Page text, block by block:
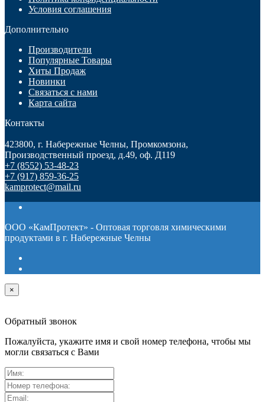
Условия соглашения
Дополнительно
Производители
Популярные Товары
Хиты Продаж
Новинки
Связаться с нами
Карта сайта
Контакты
423800, г. Набережные Челны, Промкомзона,
Производственный проезд, д.49, оф. Д119
+7 (8552) 53-48-23
+7 (917) 859-36-25
kamprotect@mail.ru
ООО «КамПротект» - Оптовая торговля химическими
продуктами в г. Набережные Челны
×
Обратный звонок
Пожалуйста, укажите имя и свой номер телефона, чтобы мы
могли связаться с Вами